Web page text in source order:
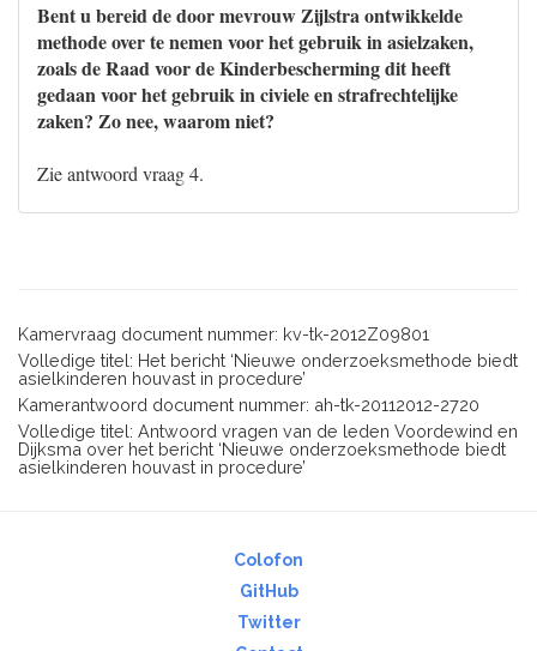
Bent u bereid de door mevrouw Zijlstra ontwikkelde
methode over te nemen voor het gebruik in asielzaken,
zoals de Raad voor de Kinderbescherming dit heeft
gedaan voor het gebruik in civiele en strafrechtelijke
zaken? Zo nee, waarom niet?
Zie antwoord vraag 4.
Kamervraag document nummer: kv-tk-2012Z09801
Volledige titel: Het bericht ‘Nieuwe onderzoeksmethode biedt
asielkinderen houvast in procedure’
Kamerantwoord document nummer: ah-tk-20112012-2720
Volledige titel: Antwoord vragen van de leden Voordewind en
Dijksma over het bericht ‘Nieuwe onderzoeksmethode biedt
asielkinderen houvast in procedure’
Colofon
GitHub
Twitter